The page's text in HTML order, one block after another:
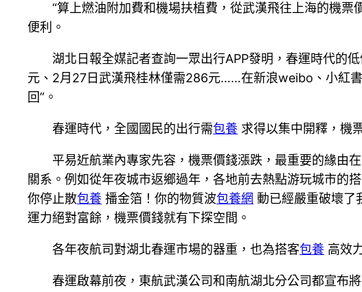
“算上燃油附加費和機場扶植費，從武漢飛往上海的機
便利。
湖北日報全媒記者查詢一眾出行APP發明，春運時代的
元、2月27日武漢飛桂林僅需286元……在新浪weibo、小紅
回”。
春運時代，全國國民的出行需包養 求得以集中開釋，機
平易近航業內專家先容，機票價錢漲跌，最重要的緣由
關系。例如從年夜城市返鄉過年，各地前去熱點游玩城市的
你停止散包養 播金箔！你的物質波包養網 動已經嚴重破壞了
運力絕對富餘，機票價錢就有下探空間。
各年夜航司對湖北春運市場的器重，也為搭客包養 高效
春運啟幕前夜，東航武漢公司和南航湖北分公司都宣布